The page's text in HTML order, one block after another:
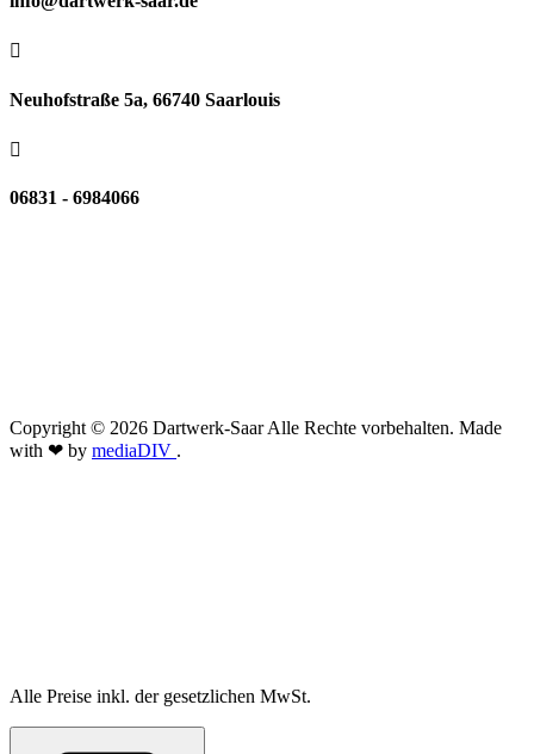

Neuhofstraße 5a, 66740 Saarlouis

06831 - 6984066
Copyright © 2026 Dartwerk-Saar Alle Rechte vorbehalten. Made
with ❤ by mediaDIV .
Alle Preise inkl. der gesetzlichen MwSt.